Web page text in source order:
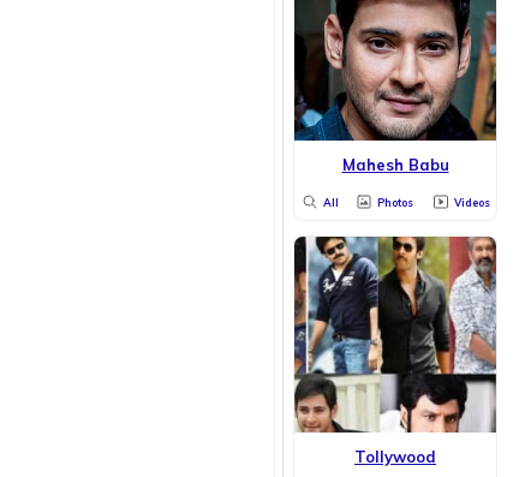
Mahesh Babu
All Photos Videos
Tollywood